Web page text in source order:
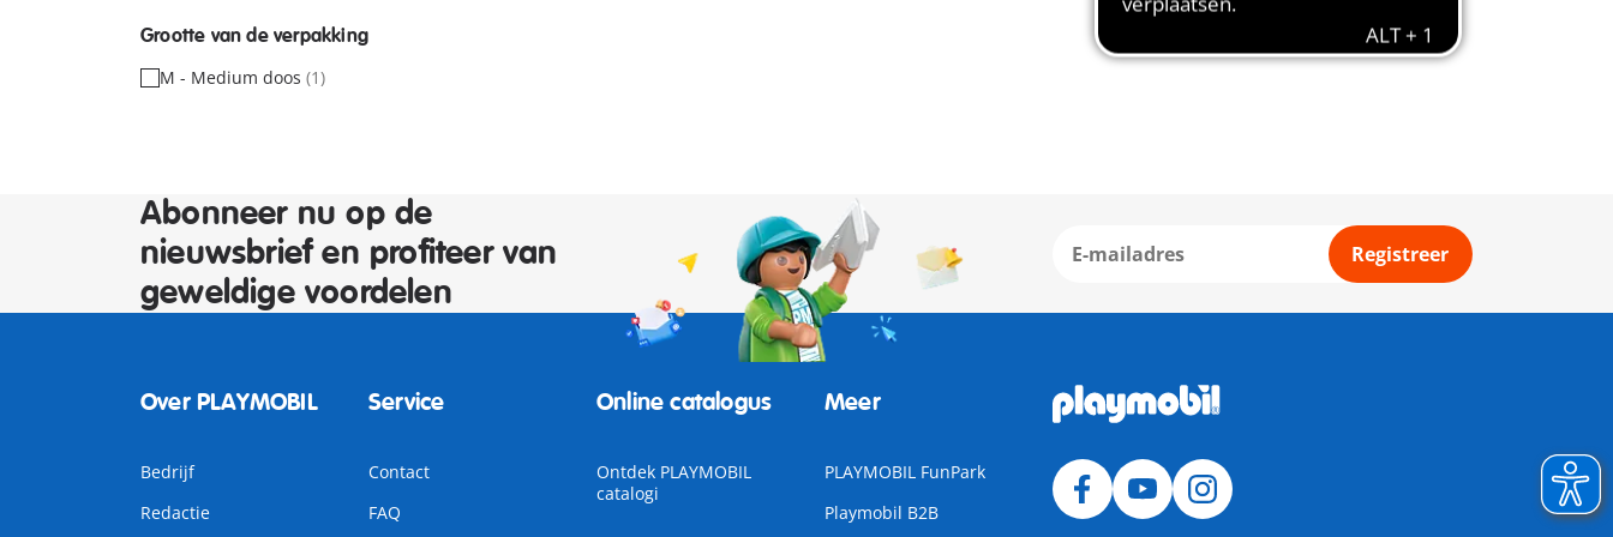
Grootte van de verpakking
M - Medium doos (1)
Abonneer nu op de
nieuwsbrief en profiteer van
geweldige voordelen
Registreer
Over PLAYMOBIL
Bedrijf
Redactie
Service
Contact
FAQ
Online catalogus
Ontdek PLAYMOBIL
catalogi
Meer
PLAYMOBIL FunPark
Playmobil B2B